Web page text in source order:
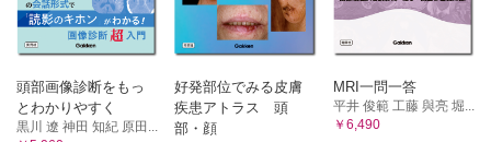
頭部画像診断をもっ
とわかりやすく
黒川 遼 神田 知紀 原田...
好発部位でみる皮膚
疾患アトラス 頭
部・顔
MRI一問一答
平井 俊範 工藤 與亮 堀...
￥6,490